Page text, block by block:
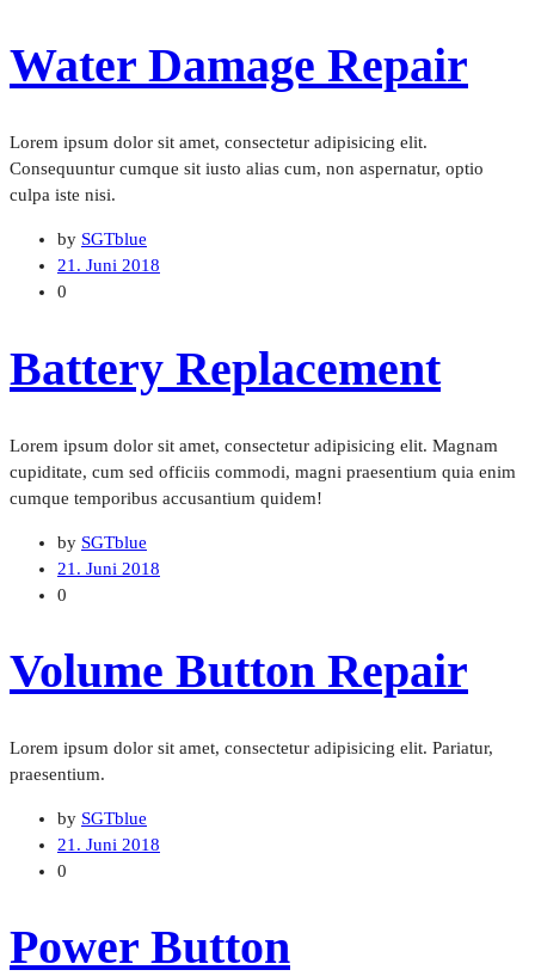
Water Damage Repair
Lorem ipsum dolor sit amet, consectetur adipisicing elit.
Consequuntur cumque sit iusto alias cum, non aspernatur, optio
culpa iste nisi.
by SGTblue
21. Juni 2018
0
Battery Replacement
Lorem ipsum dolor sit amet, consectetur adipisicing elit. Magnam
cupiditate, cum sed officiis commodi, magni praesentium quia enim
cumque temporibus accusantium quidem!
by SGTblue
21. Juni 2018
0
Volume Button Repair
Lorem ipsum dolor sit amet, consectetur adipisicing elit. Pariatur,
praesentium.
by SGTblue
21. Juni 2018
0
Power Button